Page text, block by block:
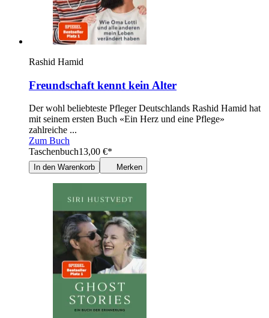
Rashid Hamid
Freundschaft kennt kein Alter
Der wohl beliebteste Pfleger Deutschlands Rashid Hamid hat
mit seinem ersten Buch «Ein Herz und eine Pflege»
zahlreiche ...
Zum Buch
Taschenbuch13,00 €*
In den Warenkorb Merken